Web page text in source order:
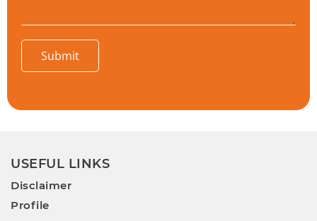
Submit
USEFUL LINKS
Disclaimer
Profile